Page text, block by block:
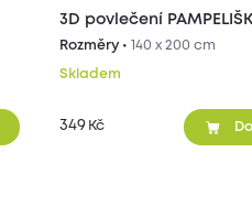
3D povlečení
Rozměry • 140 x 200 cm
Skladem
349 Kč